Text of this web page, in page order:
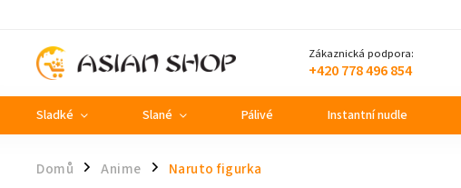
Zákaznická podpora:
+420 778 496 854
Sladké Slané Pálivé Instantní nudle
Domů / Anime / Naruto figurka